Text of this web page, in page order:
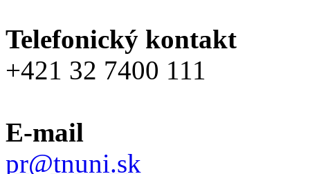
Telefonický kontakt
+421 32 7400 111
E-mail
pr@tnuni.sk